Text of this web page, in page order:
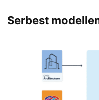
Serbest